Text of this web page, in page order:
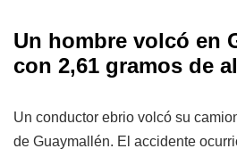
Un hombre volcó en
con 2,61 gramos de
Un conductor ebrio volcó su
de Guaymallén. El accidente